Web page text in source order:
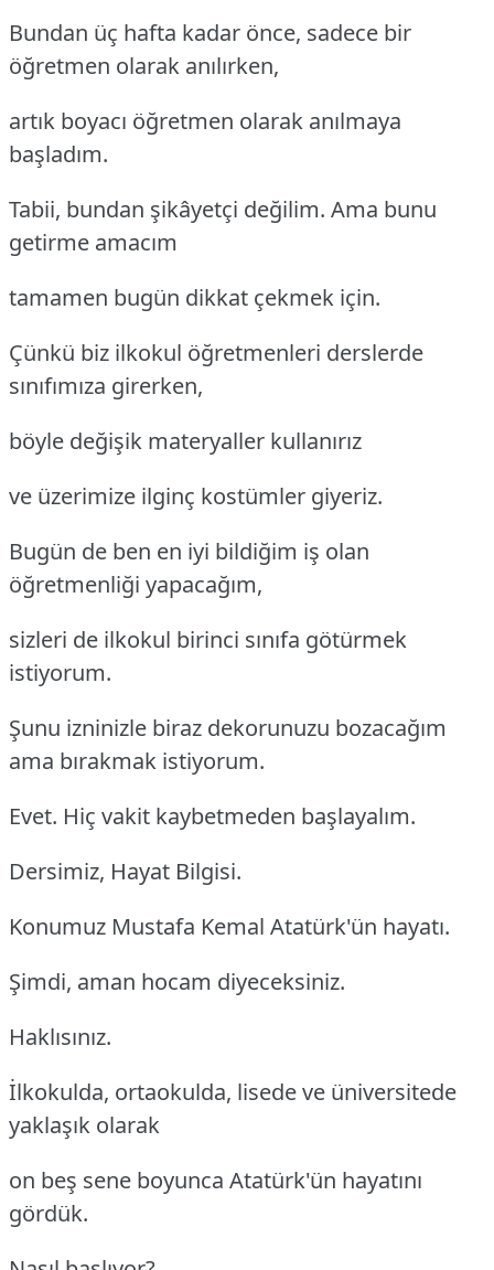
Bundan üç hafta kadar önce, sadece bir
öğretmen olarak anılırken,
artık boyacı öğretmen olarak anılmaya
başladım.
Tabii, bundan şikâyetçi değilim. Ama bunu
getirme amacım
tamamen bugün dikkat çekmek için.
Çünkü biz ilkokul öğretmenleri derslerde
sınıfımıza girerken,
böyle değişik materyaller kullanırız
ve üzerimize ilginç kostümler giyeriz.
Bugün de ben en iyi bildiğim iş olan
öğretmenliği yapacağım,
sizleri de ilkokul birinci sınıfa götürmek
istiyorum.
Şunu izninizle biraz dekorunuzu bozacağım
ama bırakmak istiyorum.
Evet. Hiç vakit kaybetmeden başlayalım.
Dersimiz, Hayat Bilgisi.
Konumuz Mustafa Kemal Atatürk'ün hayatı.
Şimdi, aman hocam diyeceksiniz.
Haklısınız.
İlkokulda, ortaokulda, lisede ve üniversitede
yaklaşık olarak
on beş sene boyunca Atatürk'ün hayatını
gördük.